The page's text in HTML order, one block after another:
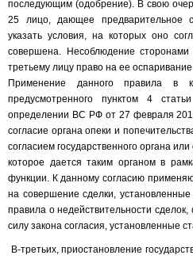
последующим (одобрение). В свою
25 лицо, дающее предварительное
указать условия, на которых оно
совершена. Несоблюдение
третьему лицу право на ее
Применение данного правила в
предусмотренного пунктом 4
определении ВС РФ от 27 февраля
согласие органа опеки и
согласием государственного органа
которое дается таким органом в
функции. К данному согласию
на совершение сделки,
правила о недействительности
силу закона согласия, установленные
В-третьих, приостановление